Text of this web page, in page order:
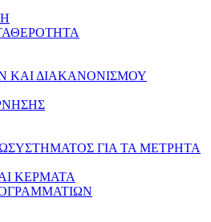
ΔΙΑΚΑΝΟΝΙΣΜΟΥ
ΓΙΑ ΤΑ ΜΕΤΡΗΤΑ
ΚΕΡΜΑΤΑ